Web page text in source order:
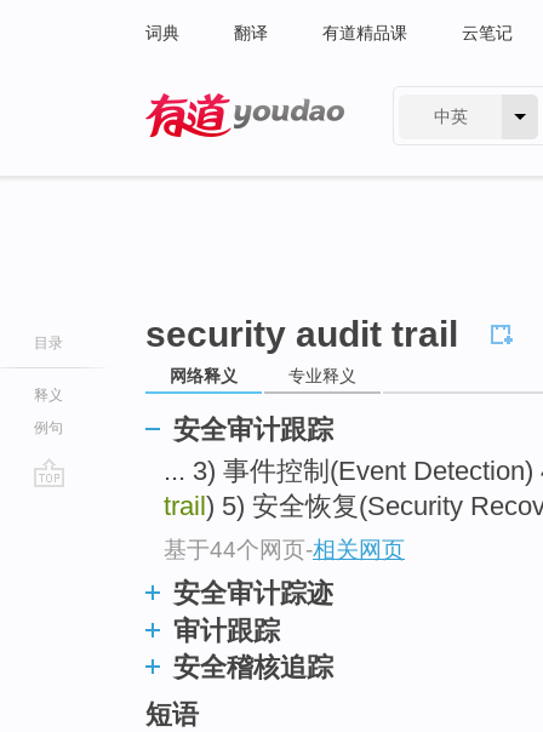
词典 翻译 有道精品课 云笔记
中英
目录
释义
例句
security audit trail
网络释义 专业释义
安全审计跟踪
... 3) 事件控制(Event
trail ) 5) 安全恢复(Security
基于44个网页-相关网页
安全审计踪迹
审计跟踪
安全稽核追踪
短语